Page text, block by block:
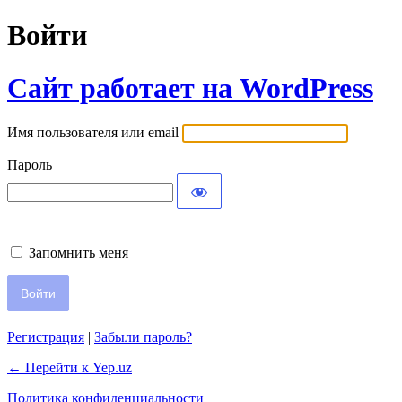
Войти
Сайт работает на WordPress
Имя пользователя или email
Пароль
Запомнить меня
Регистрация | Забыли пароль?
← Перейти к Yep.uz
Политика конфиденциальности